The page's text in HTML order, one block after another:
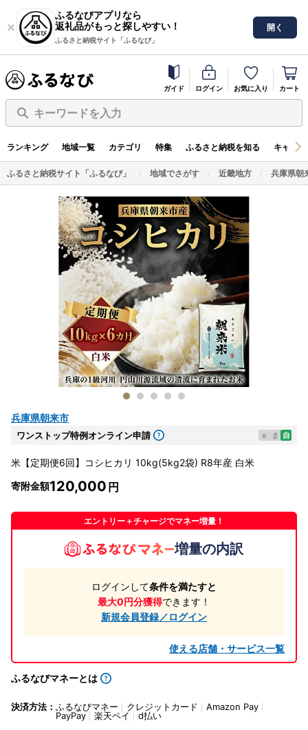
ふるなびアプリなら
返礼品がもっと探しやすい！
ふるさと納税サイト「ふるなび」
開く
ガイド ログイン お気に入り カート
キーワードを入力
ランキング 地域一覧 カテゴリ 特集 ふるさと納税を知る キャン
ふるさと納税サイト「ふるなび」 地域でさがす 近畿地方 兵庫県朝
兵庫県朝来市
ワンストップ特例オンライン申請 e ま 自
米【定期便6回】コシヒカリ 10kg(5kg2袋) R8年産 白米
寄附金額120,000
エントリー＋チャージでマネー増量！
増量の内訳
ログインして条件を満たすと
最大0円分獲得できます！
新規会員登録／ログイン
使える店舗・サービス一覧
ふるなびマネーとは
決済方法： ふるなびマネー クレジットカード
Amazon Pay
PayPay
楽天ペイ d払い